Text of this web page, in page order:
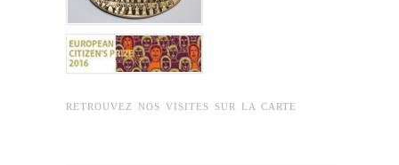
RETROUVEZ NOS VISITES SUR LA CARTE